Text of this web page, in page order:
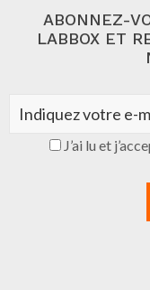
ABONNEZ-
LABBOX ET
J’ai lu et